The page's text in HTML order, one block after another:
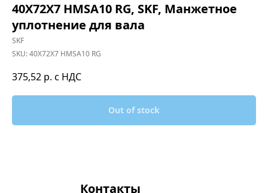
40X72X7 HMSA10 RG, SKF, Манжетное
уплотнение для вала
SKF
SKU:40X72X7 HMSA10 RG
375,52 р. с НДС
Out of stock
Контакты